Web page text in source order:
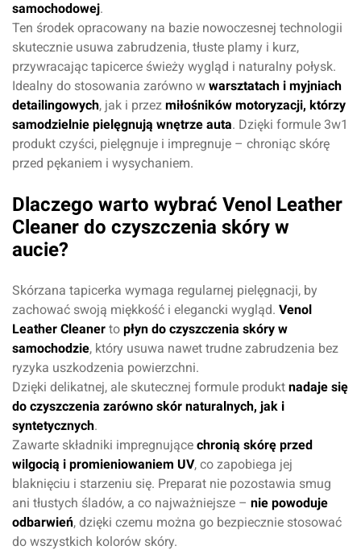
samochodowej.
Ten środek opracowany na bazie nowoczesnej technologii
skutecznie usuwa zabrudzenia, tłuste plamy i kurz,
przywracając tapicerce świeży wygląd i naturalny połysk.
Idealny do stosowania zarówno w warsztatach i myjniach
detailingowych, jak i przez miłośników motoryzacji, którzy
samodzielnie pielęgnują wnętrze auta. Dzięki formule 3w1
produkt czyści, pielęgnuje i impregnuje – chroniąc skórę
przed pękaniem i wysychaniem.
Dlaczego warto wybrać Venol Leather
Cleaner do czyszczenia skóry w
aucie?
Skórzana tapicerka wymaga regularnej pielęgnacji, by
zachować swoją miękkość i elegancki wygląd. Venol
Leather Cleaner to płyn do czyszczenia skóry w
samochodzie, który usuwa nawet trudne zabrudzenia bez
ryzyka uszkodzenia powierzchni.
Dzięki delikatnej, ale skutecznej formule produkt nadaje się
do czyszczenia zarówno skór naturalnych, jak i
syntetycznych.
Zawarte składniki impregnujące chronią skórę przed
wilgocią i promieniowaniem UV, co zapobiega jej
blaknięciu i starzeniu się. Preparat nie pozostawia smug
ani tłustych śladów, a co najważniejsze – nie powoduje
odbarwień, dzięki czemu można go bezpiecznie stosować
do wszystkich kolorów skóry.